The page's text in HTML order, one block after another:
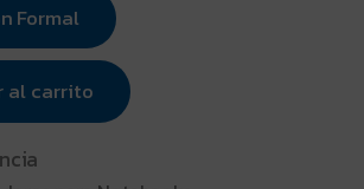
Formal
al carrito